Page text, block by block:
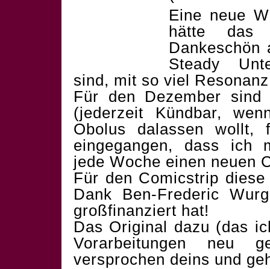
Eine neue
hätte das
Steady
sind, mit so viel
Für den Dezember
(jederzeit Kündbar,
Obolus dalassen wollt,
eingegangen, dass ich
jede Woche einen neuen
Für den Comicstrip
Dank Ben-Frederic
großfinanziert hat!
Das Original dazu (das
Vorarbeitungen neu
versprochen deins und